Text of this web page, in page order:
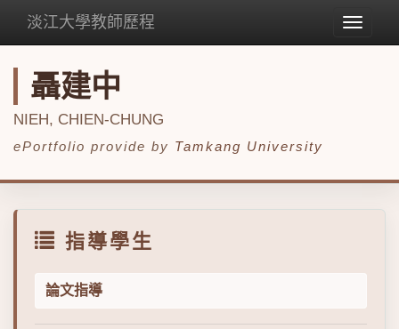
Toggle
淡江大學教師歷程
聶建中
NIEH, CHIEN-CHUNG
ePortfolio provide by Tamkang University
指導學生
論文指導